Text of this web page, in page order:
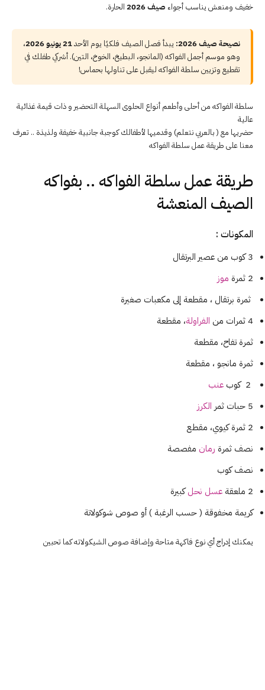
خفيف ومنعش يناسب أجواء صيف 2026 الحارة.
نصيحة صيف 2026: يبدأ فصل الصيف فلكيًا يوم الأحد21 يونيو 2026
،
وهو موسم أجمل الفواكه (المانجو، البطيخ، الخوخ، التين). أشركي طفلك في
تقطيع وتزيين سلطة الفواكه ليقبل على تناولها بحماس!
سلطة الفواكه من أحلى وأطعم أنواع الحلوى السهلة التحضير و ذات قيمة غذائية
عالية
حضريها مع ( بالعربي نتعلم) وقدميها لأطفالك كوجبة جانبية خفيفة ولذيذة .. تعرف
معنا على طريقة عمل سلطة الفواكه
طريقة عمل سلطة الفواكه .. بفواكه
الصيف المنعشة
المكونات :
3 كوب من عصير البرتقال
2 ثمرة
موز
ثمرة برتقال ، مقطعة إلى مكعبات صغيرة
4 ثمرات من
الفراولة، مقطعة
ثمرة تفاح، مقطعة
ثمرة مانجو ، مقطعة
عنب
5 حبات ثمر
الكرز
2 ثمرة كيوي، مقطع
نصف ثمرة رمان مفصصة
نصف كوب
2 ملعقة
عسل نحلكبيرة
كريمة مخفوقة ( حسب الرغبة ) أو صوص شوكولاتة
يمكنك إدراج أي نوع فاكهة متاحة وإضافة صوص الشيكولاته كما تحبين